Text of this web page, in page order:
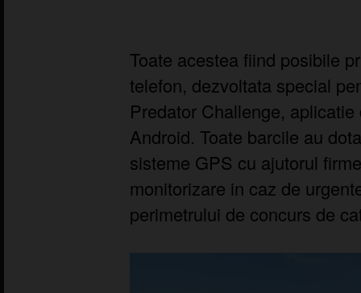
Toate acestea fiind posibile
telefon, dezvoltata special
Predator Challenge,
Android. Toate barcile au
sisteme GPS cu ajutorul
monitorizare in caz de
perimetrului de concurs de